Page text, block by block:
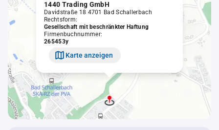
1440 Trading GmbH
Davidstraße 18 4701 Bad Schallerbach
Rechtsform:
Gesellschaft mit beschränkter Haftung
Firmenbuchnummer:
265453y
Karte anzeigen